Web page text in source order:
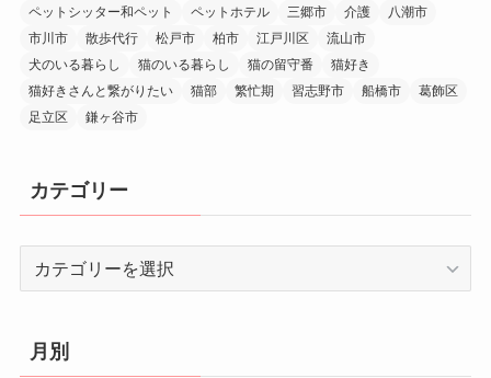
ペットシッター和ペット
ペットホテル 三郷市 介護
八潮市
市川市
散歩代行 松戸市 柏市 江戸川区
流山市
犬のいる暮らし
猫のいる暮らし 猫の留守番
猫好き
猫好きさんと繋がりたい
猫部 繁忙期 習志野市 船橋市
葛飾区
足立区
鎌ヶ谷市
カテゴリー
リ
ー
月別